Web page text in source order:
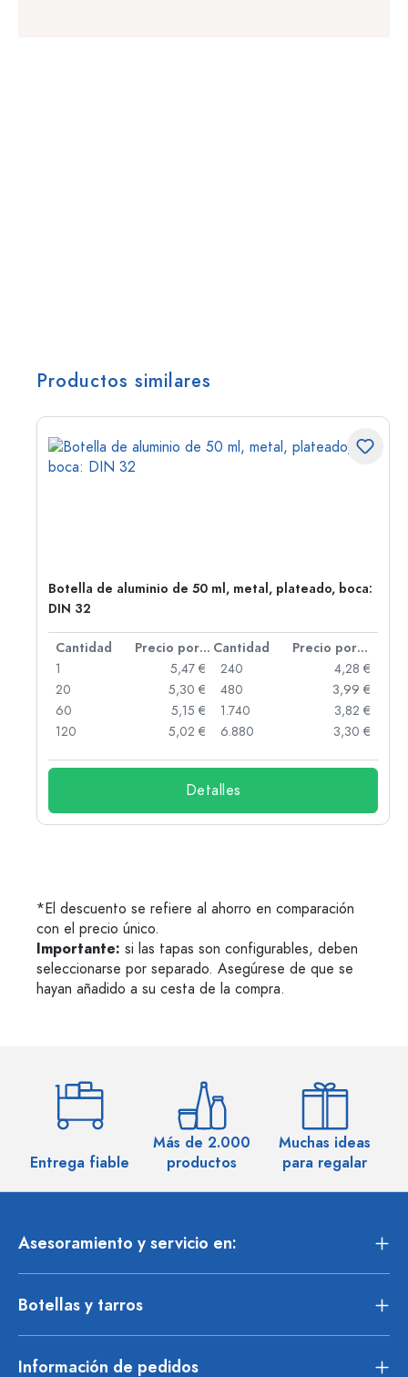
Productos similares
Botella de aluminio de 50 ml, metal, plateado, boca:
DIN 32
Cantidad Precio por unidad Cantidad
Precio por unidad
1
5,47 €
20
5,30 €
60
5,15 €
120
5,02 €
240
4,28 €
480
3,99 €
1.740
3,82 €
6.880
3,30 €
Detalles
*El descuento se refiere al ahorro en comparación
con el precio único.
Importante: si las tapas son configurables, deben
seleccionarse por separado. Asegúrese de que se
hayan añadido a su cesta de la compra.
Entrega fiable
Más de 2.000
productos
Muchas ideas
para regalar
Asesoramiento y servicio en:
Botellas y tarros
Información de pedidos